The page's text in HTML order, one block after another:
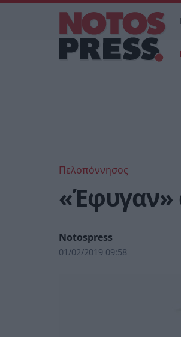
Πελοπόννησος
«Έφυγαν»
Notospress
01/02/2019 09:58